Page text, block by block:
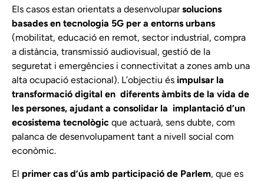
Els casos estan orientats a desenvoluparsolucions
basades en tecnologia 5G per a entorns urbans
(mobilitat, educació en remot, sector industrial, compra
a distància, transmissió audiovisual, gestió de la
seguretat i emergències i connectivitat a zones amb una
alta ocupació estacional). L’objectiu és impulsar la
transformació digital en diferents àmbits de la vida de
les persones, ajudant a consolidar la implantació d’un
ecosistema tecnològic que actuarà, sens dubte, com
palanca de desenvolupament tant a nivell social com
econòmic.
El primer cas d’ús amb participació de Parlem, que es